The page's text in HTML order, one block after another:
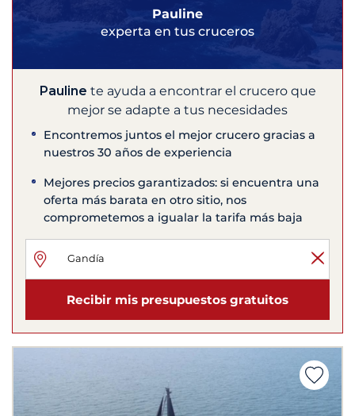
Pauline
experta en tus cruceros
Pauline te ayuda a encontrar el crucero que
mejor se adapte a tus necesidades
Encontremos juntos el mejor crucero gracias a
nuestros 30 años de experiencia
Mejores precios garantizados: si encuentra una
oferta más barata en otro sitio, nos
comprometemos a igualar la tarifa más baja
Recibir mis presupuestos gratuitos